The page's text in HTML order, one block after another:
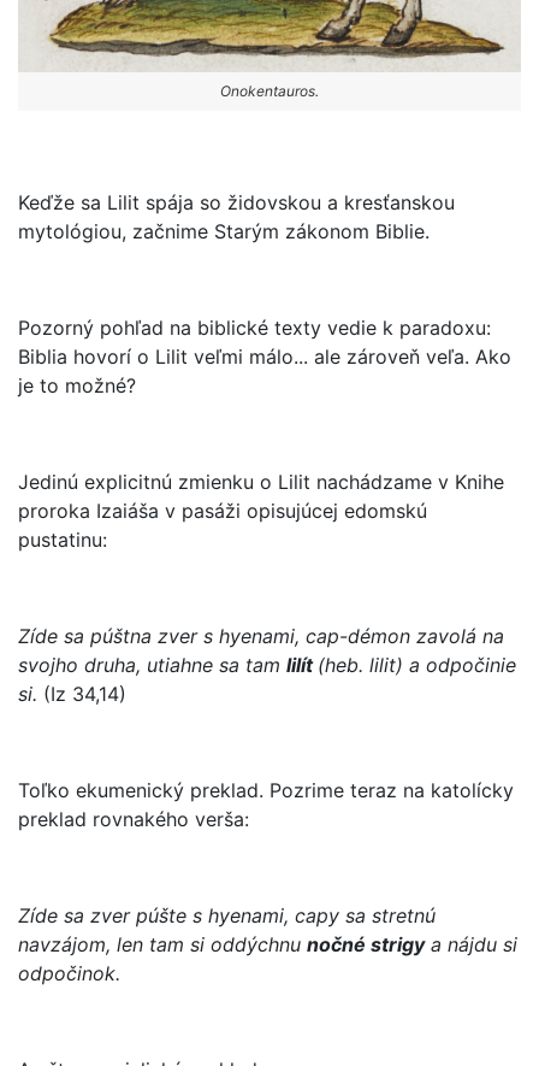
Onokentauros.
Keďže sa Lilit spája so židovskou a kresťanskou
mytológiou, začnime Starým zákonom Biblie.
Pozorný pohľad na biblické texty vedie k paradoxu:
Biblia hovorí o Lilit veľmi málo... ale zároveň veľa. Ako
je to možné?
Jedinú explicitnú zmienku o Lilit nachádzame v Knihe
proroka Izaiáša v pasáži opisujúcej edomskú
pustatinu:
Zíde sa púštna zver s hyenami, cap-démon zavolá na
svojho druha, utiahne sa tam lilít (heb. lilit) a odpočinie
si. (Iz 34,14)
Toľko ekumenický preklad. Pozrime teraz na katolícky
preklad rovnakého verša:
Zíde sa zver púšte s hyenami, capy sa stretnú
navzájom, len tam si oddýchnu nočné strigya nájdu si
odpočinok.